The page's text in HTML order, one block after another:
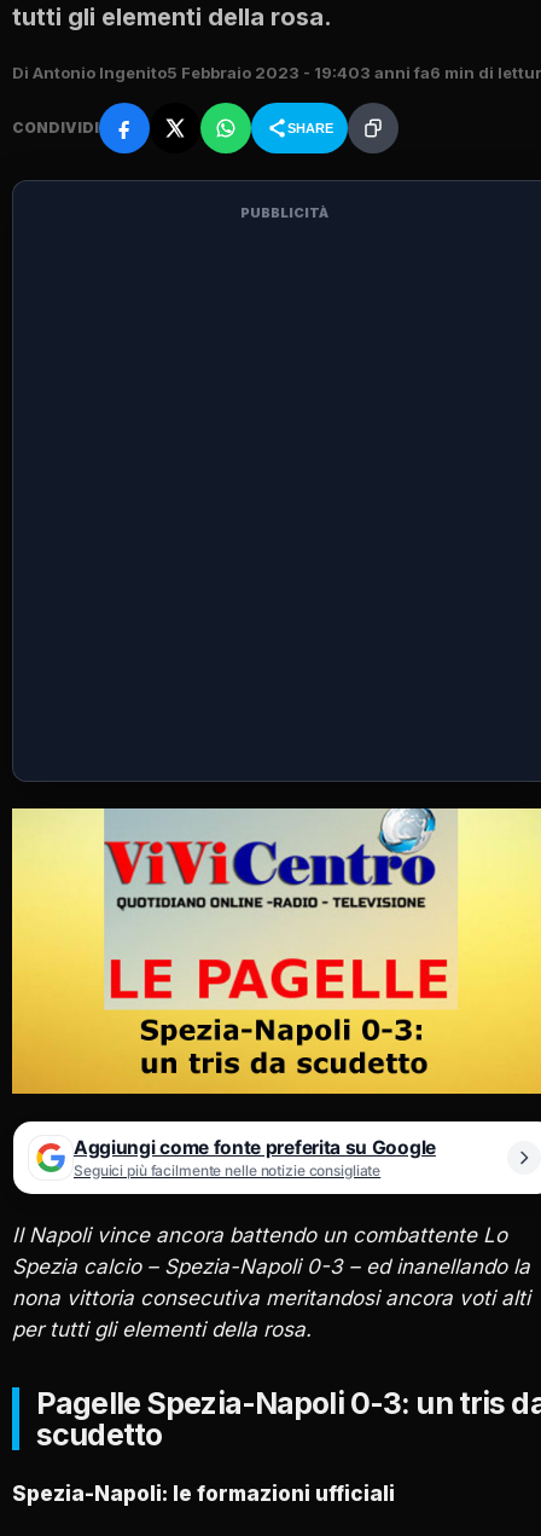
tutti gli elementi della rosa.
Di Antonio Ingenito5 Febbraio 2023 - 19:403 anni fa6 min di
CONDIVIDI SHARE
PUBBLICITÀ
Aggiungi come fonte preferita su Google
Seguici più facilmente nelle notizie consigliate
Il Napoli vince ancora battendo un combattente Lo
Spezia calcio – Spezia-Napoli 0-3 – ed inanellando la
nona vittoria consecutiva meritandosi ancora voti alti
per tutti gli elementi della rosa.
Pagelle Spezia-Napoli 0-3: un tris
scudetto
Spezia-Napoli: le formazioni ufficiali